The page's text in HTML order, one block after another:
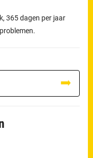
365 dagen per jaar